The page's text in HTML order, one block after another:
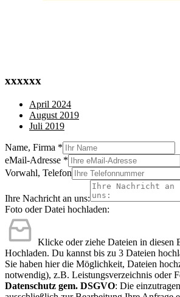
xxxxxx
April 2024
August 2019
Juli 2019
Name, Firma *
eMail-Adresse *
Vorwahl, Telefon
Ihre Nachricht an uns:
Foto oder Datei hochladen:
Klicke oder ziehe Dateien in diesen
Hochladen. Du kannst bis zu 3 Dateien
Sie haben hier die Möglichkeit, Dateien
notwendig), z.B. Leistungsverzeichnis oder
Datenschutz gem. DSGVO: Die